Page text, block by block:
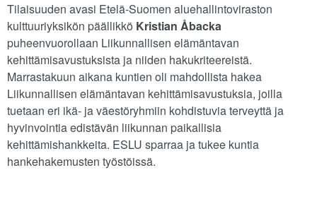
Tilaisuuden avasi Etelä-Suomen aluehallintoviraston
kulttuuriyksikön päällikkö Kristian Åbacka
puheenvuorollaan Liikunnallisen elämäntavan
kehittämisavustuksista ja niiden hakukriteereistä.
Marrastakuun aikana kuntien oli mahdollista hakea
Liikunnallisen elämäntavan kehittämisavustuksia, joilla
tuetaan eri ikä- ja väestöryhmiin kohdistuvia terveyttä ja
hyvinvointia edistävän liikunnan paikallisia
kehittämishankkeita. ESLU sparraa ja tukee kuntia
hankehakemusten työstöissä.